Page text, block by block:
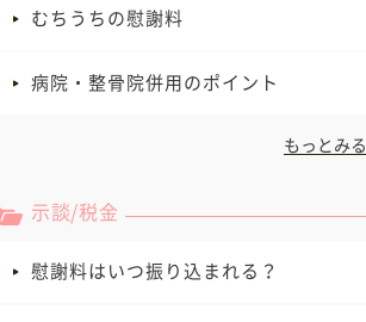
むちうちの慰謝料
病院・整骨院併用のポイント
もっとみる
示談/税金
慰謝料はいつ振り込まれる？